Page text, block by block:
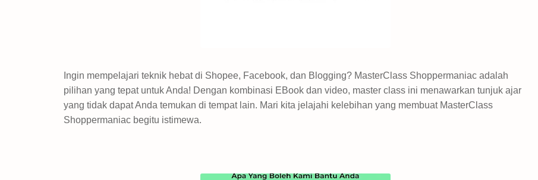
Ingin mempelajari teknik hebat di Shopee, Facebook, dan Blogging? MasterClass Shoppermaniac adalah
pilihan yang tepat untuk Anda! Dengan kombinasi EBook dan video, master class ini menawarkan tunjuk ajar
yang tidak dapat Anda temukan di tempat lain. Mari kita jelajahi kelebihan yang membuat MasterClass
Shoppermaniac begitu istimewa.